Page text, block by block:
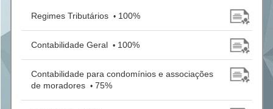
Regimes Tributários • 100%
Contabilidade Geral • 100%
Contabilidade para condomínios e associações
de moradores • 75%